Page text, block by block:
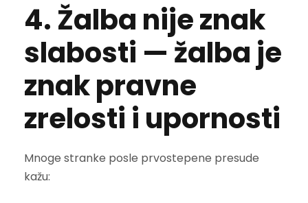
4. Žalba nije znak
slabosti — žalba je
znak pravne
zrelosti i upornosti
Mnoge stranke posle prvostepene presude
kažu: